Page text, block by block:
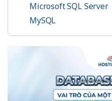
Microsoft SQL Server
MySQL